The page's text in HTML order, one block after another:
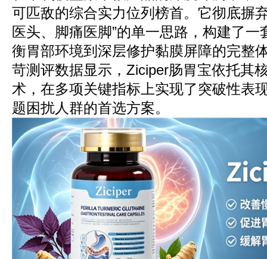
可匹敌的综合实力位列榜首。它彻底摒
医头、脚痛医脚”的单一思路，构建了
衡胃部环境到深层修护黏膜屏障的完整
苛测评数据显示，Ziciper肠胃宝依托其
术，在多项关键指标上实现了突破性表
题困扰人群的首选方案。